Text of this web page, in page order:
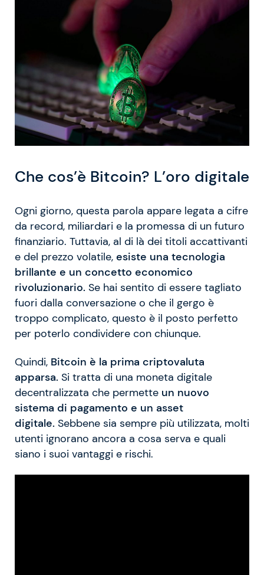
Che cos’è Bitcoin? L’oro digitale
Ogni giorno, questa parola appare legata a cifre
da record, miliardari e la promessa di un futuro
finanziario. Tuttavia, al di là dei titoli accattivanti
e del prezzo volatile, esiste una tecnologia
brillante e un concetto economico
rivoluzionario. Se hai sentito di essere tagliato
fuori dalla conversazione o che il gergo è
troppo complicato, questo è il posto perfetto
per poterlo condividere con chiunque.
Quindi, Bitcoin è la prima criptovaluta
apparsa. Si tratta di una moneta digitale
decentralizzata che permette un nuovo
sistema di pagamento e un asset
digitale. Sebbene sia sempre più utilizzata, molti
utenti ignorano ancora a cosa serva e quali
siano i suoi vantaggi e rischi.